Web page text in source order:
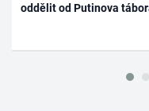
oddělit od Putinova